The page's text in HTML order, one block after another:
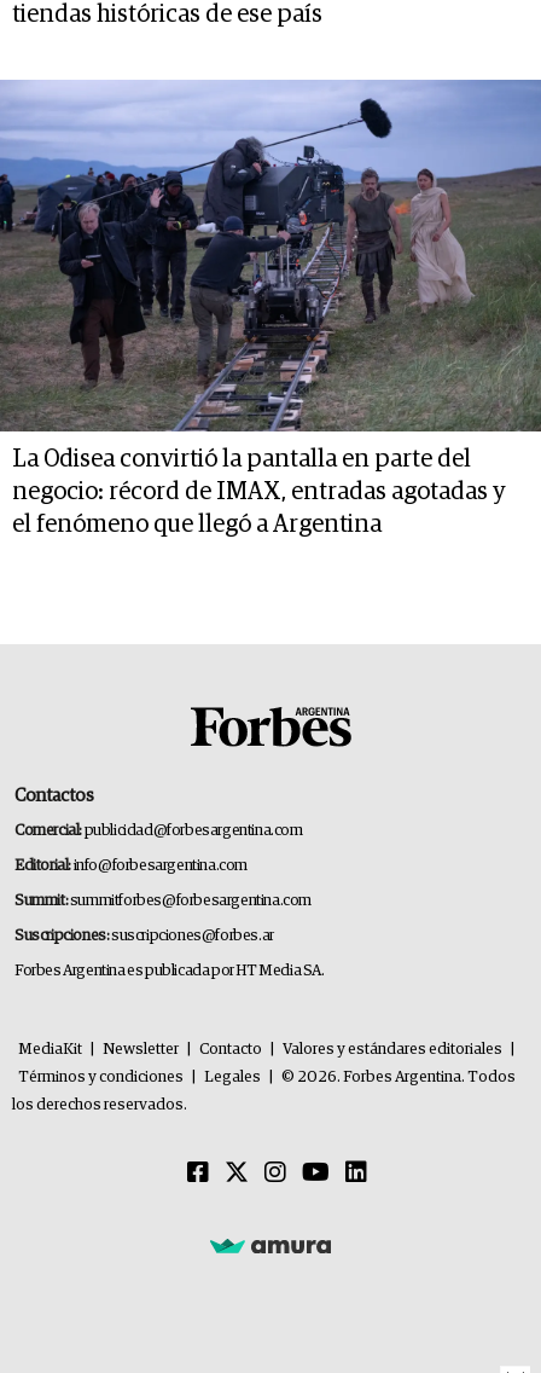
tiendas históricas de ese país
La Odisea convirtió la pantalla en parte del
negocio: récord de IMAX, entradas agotadas y
el fenómeno que llegó a Argentina
Contactos
Comercial:publicidad@forbesargentina.com
Editorial:info@forbesargentina.com
Summit:summitforbes@forbesargentina.com
Suscripciones:suscripciones@forbes.ar
Forbes Argentina es publicada por HT Media SA.
MediaKit Newsletter Contacto Valores y estándares editoriales
Términos y condiciones
Legales
© 2026. Forbes Argentina. Todos
los derechos reservados.